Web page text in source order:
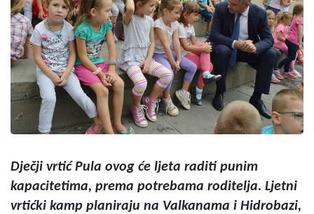
Dječji vrtić Pula ovog će ljeta raditi punim
kapacitetima, prema potrebama roditelja. Ljetni
vrtićki kamp planiraju na Valkanama i Hidrobazi,